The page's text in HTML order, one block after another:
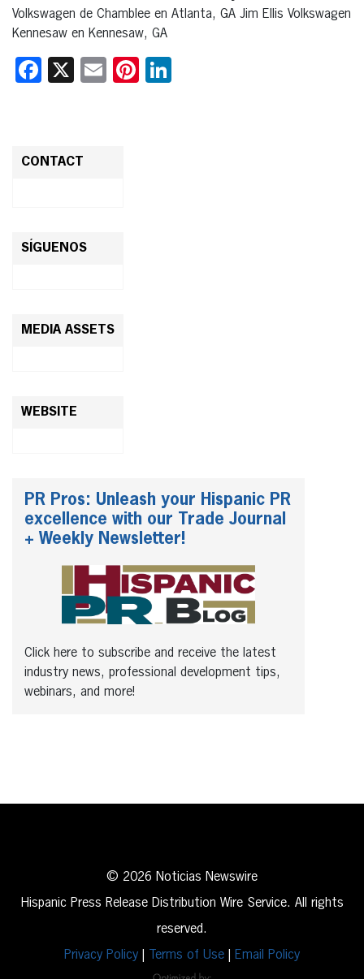
Volkswagen de Chamblee en Atlanta, GA Jim Ellis Volkswagen
Kennesaw en Kennesaw, GA
Facebook
X EmailPinterest
CONTACT
SÍGUENOS
MEDIA ASSETS
WEBSITE
PR Pros: Unleash your Hispanic PR
excellence with our Trade Journal
+ Weekly Newsletter!
Click here to subscribe and receive the latest
industry news, professional development tips,
webinars, and more!
© 2026 Noticias Newswire
Hispanic Press Release Distribution Wire Service. All rights
reserved.
Privacy Policy
Terms of Use Email Policy